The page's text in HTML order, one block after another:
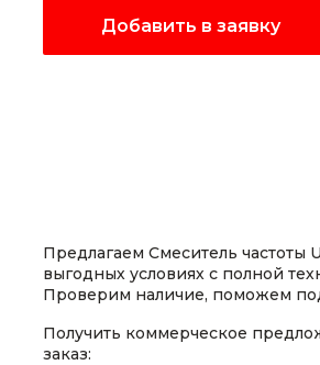
Добавить в заявку
Предлагаем Смеситель частоты
выгодных условиях с полной
Проверим наличие, поможем
Получить коммерческое
заказ: